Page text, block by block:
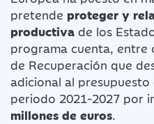
pretende proteger y
productiva de los
programa cuenta, entre
de Recuperación que
adicional al
periodo 2021-2027 por
millones de euros.